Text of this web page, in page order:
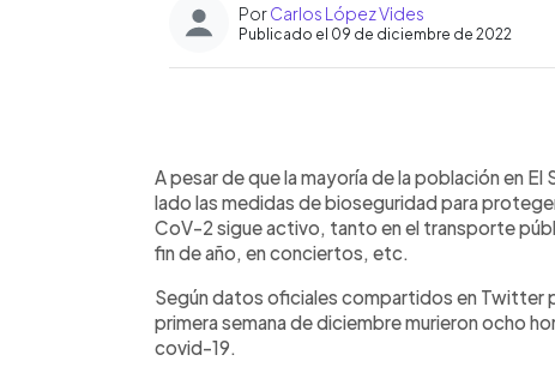
PorCarlos López Vides
Publicado el 09 de diciembre de 2022
► Escuchar artículo
A pesar de que la mayoría de la población en
lado las medidas de bioseguridad para
CoV-2 sigue activo, tanto en el transporte
fin de año, en conciertos, etc.
Según datos oficiales compartidos en Twitter
primera semana de diciembre murieron ocho
covid-19.